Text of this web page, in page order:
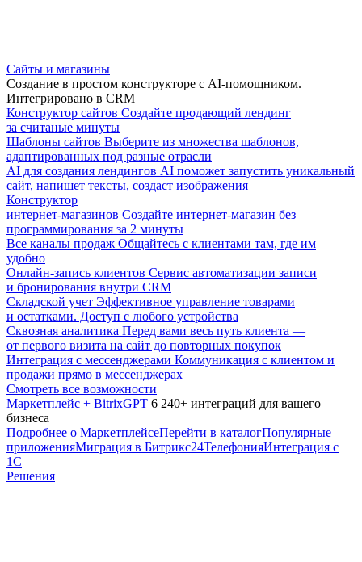
Сайты и магазины
Создание в простом конструкторе с AI-помощником.
Интегрировано в CRM
Конструктор сайтов Создайте продающий лендинг
за считаные минуты
Шаблоны сайтов Выберите из множества шаблонов,
адаптированных под разные отрасли
AI для создания лендингов AI поможет запустить уникальный
сайт, напишет тексты, создаст изображения
Конструктор
интернет-магазинов Создайте интернет-магазин без
программирования за 2 минуты
Все каналы продаж Общайтесь с клиентами там, где им
удобно
Онлайн-запись клиентов Сервис автоматизации записи
и бронирования внутри CRM
Складской учет Эффективное управление товарами
и остатками. Доступ с любого устройства
Сквозная аналитика Перед вами весь путь клиента —
от первого визита на сайт до повторных покупок
Интеграция с мессенджерами Коммуникация с клиентом и
продажи прямо в мессенджерах
Смотреть все возможности
Маркетплейс + BitrixGPT 6 240+ интеграций для вашего
бизнеса
Подробнее о МаркетплейсеПерейти в каталогПопулярные
приложенияМиграция в Битрикс24ТелефонияИнтеграция с
1С
Решения